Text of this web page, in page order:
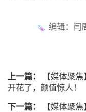
编辑：闫
上一篇：
【媒体聚
开花了，颜值惊人！
下一篇：
【媒体聚